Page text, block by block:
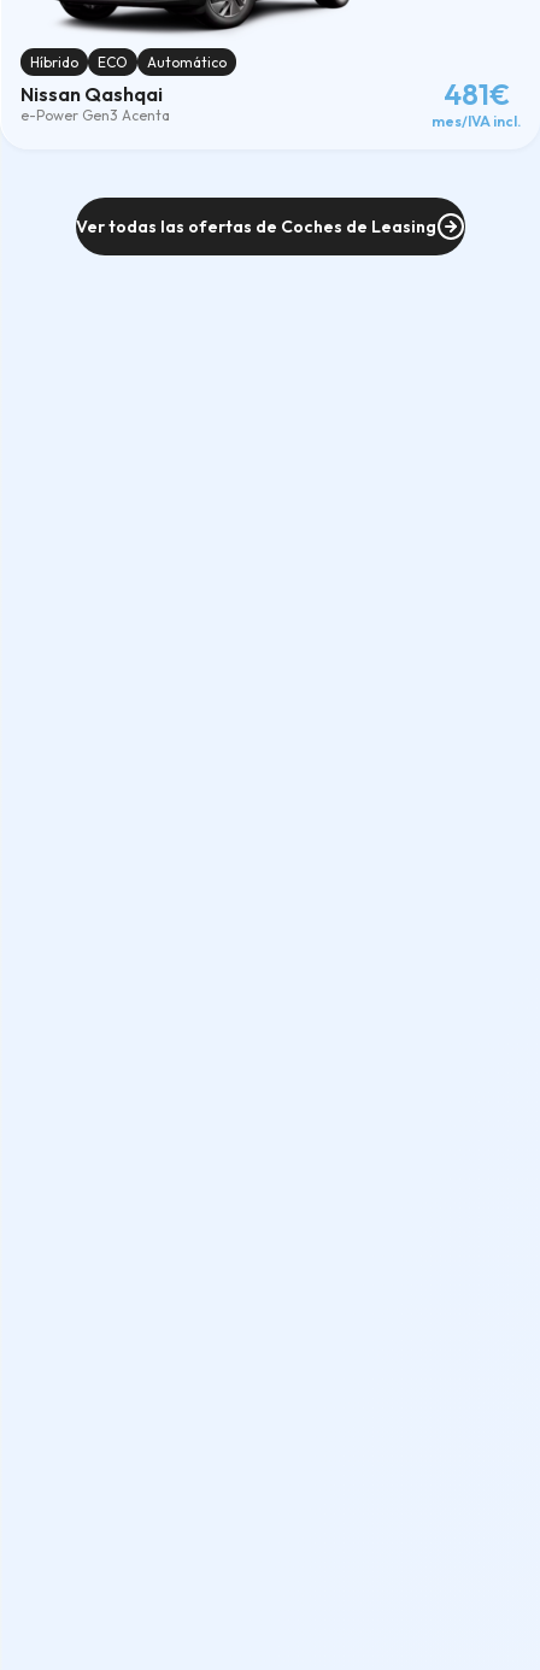
Híbrido ECO Automático
Nissan Qashqai
e-Power Gen3 Acenta
481€
mes/IVA incl.
Ver todas las ofertas de Coches de Leasing